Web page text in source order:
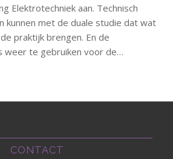
Elektrotechniek aan. Technisch
kunnen met de duale studie dat wat
praktijk brengen. En de
weer te gebruiken voor de…
CONTACT